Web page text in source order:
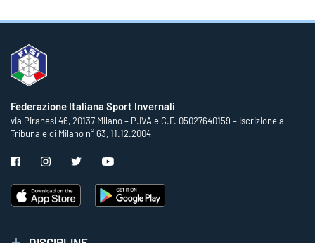
Federazione Italiana Sport Invernali
via Piranesi 46, 20137 Milano – P.IVA e C.F. 05027640159 – Iscrizione al
Tribunale di Milano n° 63, 11.12.2004